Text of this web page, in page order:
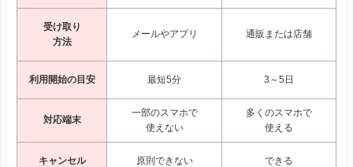
受け取り
方法
メールやアプリ 通販または店舗
利用開始の目安 最短5分 3～5日
対応端末
一部のスマホで
使えない
多くのスマホで
使える
キャンセル 原則できない できる